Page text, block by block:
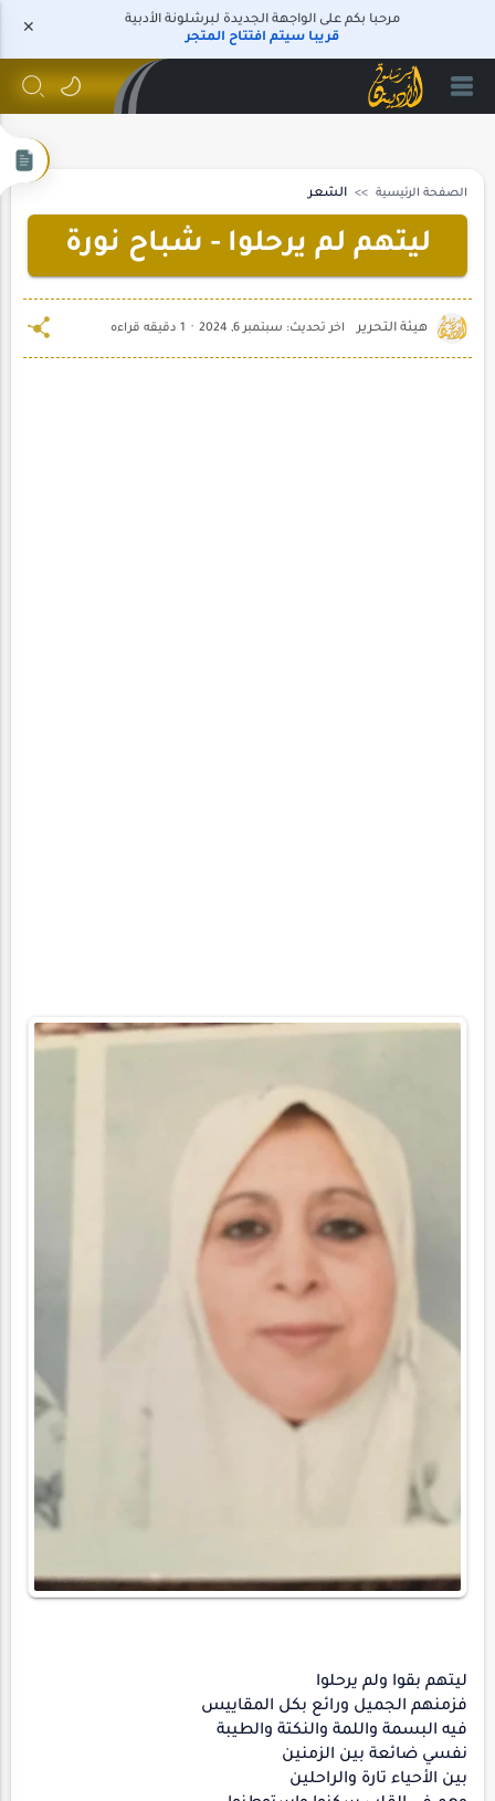
مرحبا بكم على الواجهة الجديدة لبرشلونة الأدبية
قريبا سيتم افتتاح المتجر
الصفحة الرئيسية الشعر
ليتهم لم يرحلوا - شباح نورة
1 دقيقه قراءه
ليتهم بقوا ولم يرحلوا
فزمنهم الجميل ورائع بكل المقاييس
فيه البسمة واللمة والنكتة والطيبة
نفسي ضائعة بين الزمنين
بين الأحياء تارة والراحلين